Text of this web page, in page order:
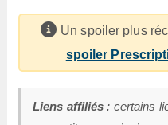
Un spoiler plus
spoiler
Liens affiliés : certains